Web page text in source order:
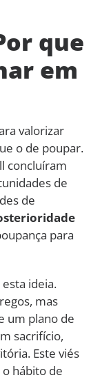
que
em
valorizar
o de poupar.
concluíram
de
de
para
ideia.
mas
um plano de
sacrifício,
Este viés
hábito de